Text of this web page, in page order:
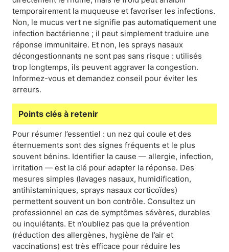
temporairement la muqueuse et favoriser les infections.
Non, le mucus vert ne signifie pas automatiquement une
infection bactérienne ; il peut simplement traduire une
réponse immunitaire. Et non, les sprays nasaux
décongestionnants ne sont pas sans risque : utilisés
trop longtemps, ils peuvent aggraver la congestion.
Informez-vous et demandez conseil pour éviter les
erreurs.
Points clés à retenir
Pour résumer l’essentiel : un nez qui coule et des
éternuements sont des signes fréquents et le plus
souvent bénins. Identifier la cause — allergie, infection,
irritation — est la clé pour adapter la réponse. Des
mesures simples (lavages nasaux, humidification,
antihistaminiques, sprays nasaux corticoïdes)
permettent souvent un bon contrôle. Consultez un
professionnel en cas de symptômes sévères, durables
ou inquiétants. Et n’oubliez pas que la prévention
(réduction des allergènes, hygiène de l’air et
vaccinations) est très efficace pour réduire les